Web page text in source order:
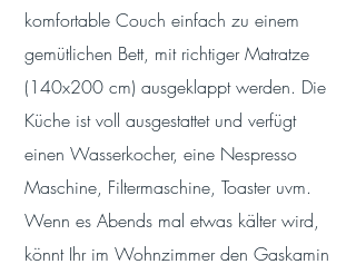
komfortable Couch einfach zu einem
gemütlichen Bett, mit richtiger Matratze
(140x200 cm) ausgeklappt werden. Die
Küche ist voll ausgestattet und verfügt
einen Wasserkocher, eine Nespresso
Maschine, Filtermaschine, Toaster uvm.
Wenn es Abends mal etwas kälter wird,
könnt Ihr im Wohnzimmer den Gaskamin